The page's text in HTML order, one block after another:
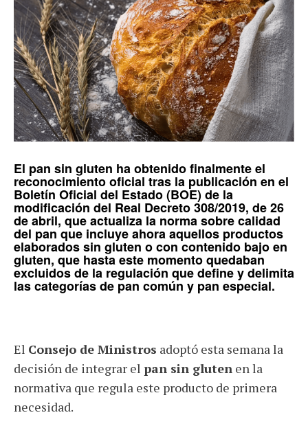
El pan sin gluten ha obtenido finalmente el
reconocimiento oficial tras la publicación en el
Boletín Oficial del Estado (BOE)de la
modificación del Real Decreto 308/2019, de 26
de abril, que actualiza la norma sobre calidad
del pan que incluye ahora aquellos productos
elaborados sin gluten o con contenido bajo en
gluten, que hasta este momento quedaban
excluidos de la regulación que define y delimita
las categorías de pan común y pan especial.
El Consejo de Ministros adoptó esta semana la
decisión de integrar el pan sin gluten en la
normativa que regula este producto de primera
necesidad.